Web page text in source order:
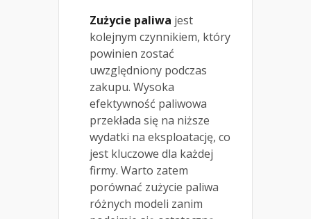
Zużycie paliwa jest
kolejnym czynnikiem, który
powinien zostać
uwzględniony podczas
zakupu. Wysoka
efektywność paliwowa
przekłada się na niższe
wydatki na eksploatację, co
jest kluczowe dla każdej
firmy. Warto zatem
porównać zużycie paliwa
różnych modeli zanim